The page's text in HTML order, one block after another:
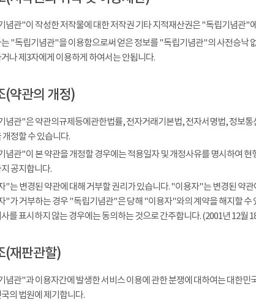
념관"이 작성한 저작물에 대한 저작권 기타 지적재산권은 "독립기념관"
"독립기념관"을 이용함으로써 얻은 정보를 "독립기념관"의 사전승낙
나 제3자에게 이용하게 하여서는 안됩니다.
(약관의 개정)
념관"은 약관의규제등에관한법률, 전자거래기본법, 전자서명법, 정보
개정할 수 있습니다.
념관"이 본 약관을 개정할 경우에는 적용일자 및 개정사유를 명시하여
공지합니다.
"는 변경된 약관에 대해 거부할 권리가 있습니다. "이용자"는 변경된 약
"가 거부하는 경우 "독립기념관"은 당해 "이용자"와의 계약을 해지할 수
를 표시하지 않는 경우에는 동의하는 것으로 간주합니다. (2001년 12월
(재판관할)
념관"과 이용자간에 발생한 서비스 이용에 관한 분쟁에 대하여는 대한
의 법원에 제기합니다.